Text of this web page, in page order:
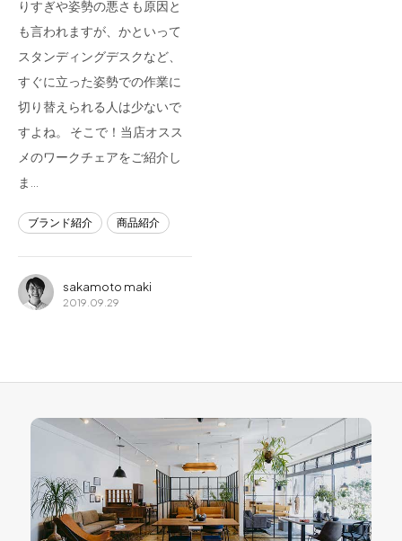
フラッグシップストア
熊本店
Arv
りすぎや姿勢の悪さも原因と
も言われますが、かといって
スタンディングデスクなど、
すぐに立った姿勢での作業に
切り替えられる人は少ないで
すよね。 そこで！当店オスス
メのワークチェアをご紹介し
ま…
ブランド紹介 商品紹介
sakamoto maki
2019.09.29